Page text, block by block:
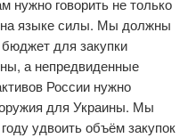
на языке силы. Мы должны
для закупки
а непредвиденные
России нужно
для Украины. Мы
удвоить объём закупок